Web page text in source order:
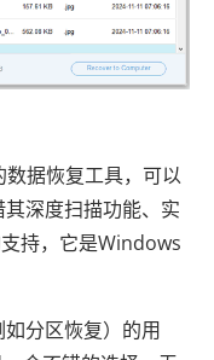
据恢复工具，可以
深度扫描功能、实
持，它是Windows
分区恢复）的用